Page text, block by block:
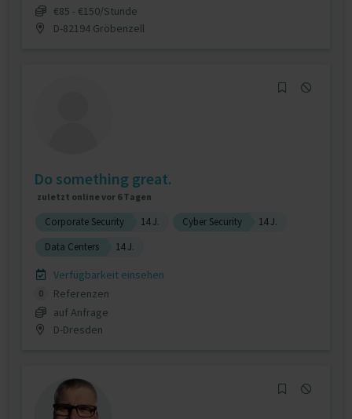
€85 - €150/Stunde
D-82194 Gröbenzell
Do something great.
zuletzt online vor 6 Tagen
Corporate Security 14 J. Cyber Security
14 J.
Data Centers
14 J.
Verfügbarkeit einsehen
0
Referenzen
auf Anfrage
D-Dresden